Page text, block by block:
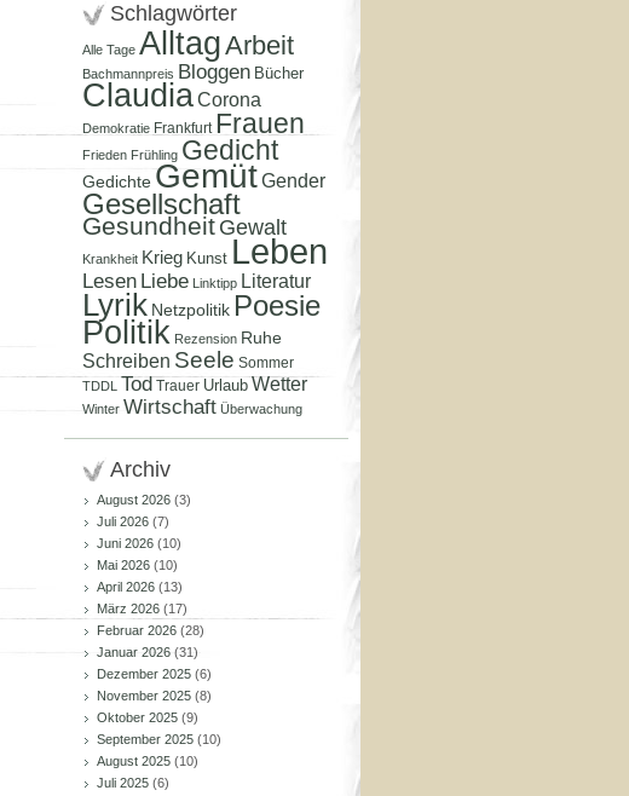
Schlagwörter
Alle Tage AlltagArbeit
Bachmannpreis Bloggen Bücher
ClaudiaCorona
Demokratie Frankfurt Frauen
Frieden Frühling Gedicht
Gedichte GemütGender
Gesellschaft
Gesundheit Gewalt
Krankheit Krieg Kunst Leben
Lesen Liebe Linktipp Literatur
Lyrik Netzpolitik Poesie
Politik Rezension Ruhe
Schreiben Seele Sommer
TDDL Tod Trauer Urlaub Wetter
Winter Wirtschaft Überwachung
Archiv
August 2026 (3)
Juli 2026 (7)
Juni 2026 (10)
Mai 2026 (10)
April 2026 (13)
März 2026 (17)
Februar 2026 (28)
Januar 2026 (31)
Dezember 2025 (6)
November 2025 (8)
Oktober 2025 (9)
September 2025 (10)
August 2025 (10)
Juli 2025 (6)